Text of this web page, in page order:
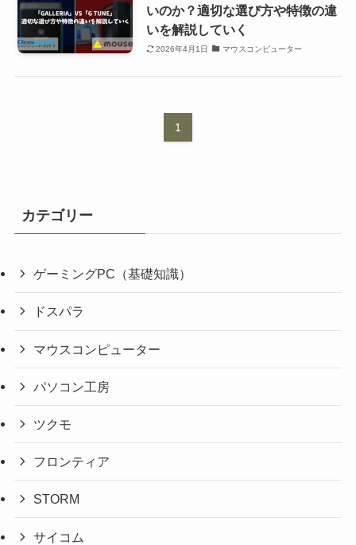
いのか？適切な選び方や特徴の違
いを解説していく
2026年4月1日 マウスコンピューター
1
カテゴリー
ゲーミングPC（基礎知識）
ドスパラ
マウスコンピューター
パソコン工房
ツクモ
フロンティア
STORM
サイコム